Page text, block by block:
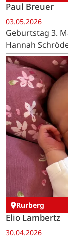
Paul Breuer
03.05.2026
Geburtstag 3.
Hannah
Rurberg
Elio Lambertz
30.04.2026